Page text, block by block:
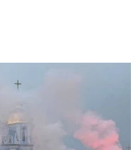
музикантом
людей, зокрема молодь